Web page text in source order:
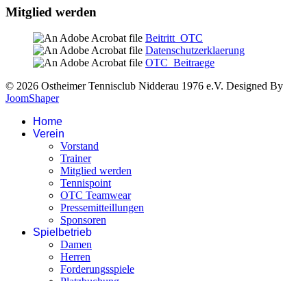
Mitglied werden
Beitritt_OTC
Datenschutzerklaerung
OTC_Beitraege
© 2026 Ostheimer Tennisclub Nidderau 1976 e.V. Designed By
JoomShaper
Home
Verein
Vorstand
Trainer
Mitglied werden
Tennispoint
OTC Teamwear
Pressemitteillungen
Sponsoren
Spielbetrieb
Damen
Herren
Forderungsspiele